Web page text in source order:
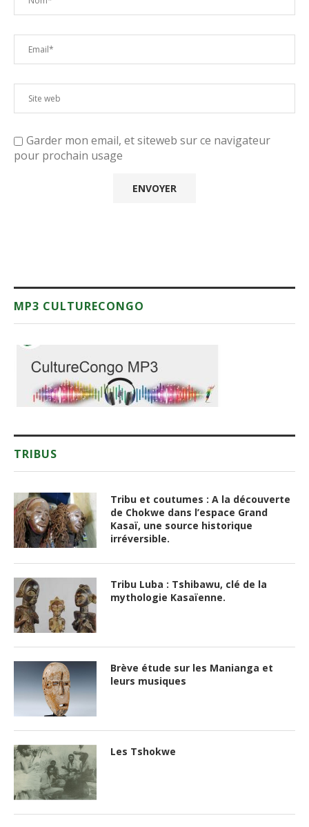
Garder mon email, et siteweb sur ce navigateur
pour prochain usage
MP3 CULTURECONGO
TRIBUS
Tribu et coutumes : A la découverte
de Chokwe dans l’espace Grand
Kasaï, une source historique
irréversible.
Tribu Luba : Tshibawu, clé de la
mythologie Kasaïenne.
Brève étude sur les Manianga et
leurs musiques
Les Tshokwe